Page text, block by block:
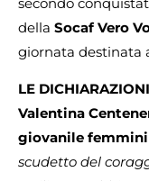
della Socaf Vero
giornata destinata
LE DICHIARAZIONI
Valentina
giovanile
scudetto del